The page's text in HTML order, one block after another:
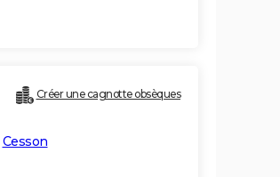
Créer une cagnotte obsèques
Cesson